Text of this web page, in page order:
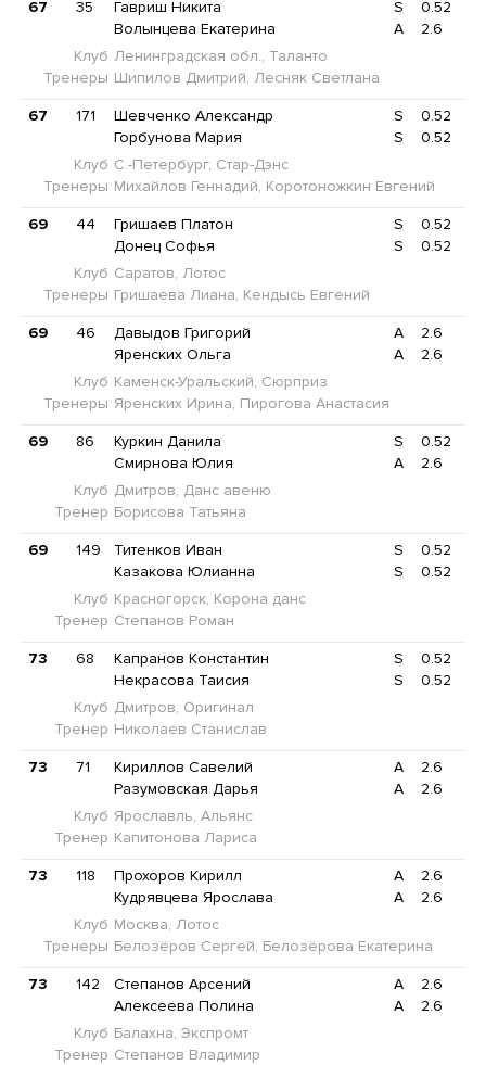
67 35 Гавриш Никита S
0.52
Волынцева Екатерина
A
2.6
Клуб Ленинградская обл., Таланто
Тренеры Шипилов Дмитрий, Лесняк Светлана
67 171 Шевченко Александр S
0.52
Горбунова Мария
S
0.52
Клуб С.-Петербург, Стар-Дэнс
Тренеры Михайлов Геннадий, Коротоножкин Евгений
69 44 Гришаев Платон S
0.52
Донец Софья
S
0.52
Клуб Саратов, Лотос
Тренеры Гришаева Лиана, Кендысь Евгений
69 46 Давыдов Григорий A
2.6
Яренских Ольга
A
2.6
Клуб Каменск-Уральский, Сюрприз
Тренеры Яренских Ирина, Пирогова Анастасия
69 86 Куркин Данила S
0.52
Смирнова Юлия
A
2.6
Клуб Дмитров, Данс авеню
Тренер Борисова Татьяна
69 149 Титенков Иван S
0.52
Казакова Юлианна
S
0.52
Клуб Красногорск, Корона данс
Тренер Степанов Роман
73 68 Капранов Константин S
0.52
Некрасова Таисия
S
0.52
Клуб Дмитров, Оригинал
Тренер Николаев Станислав
73 71 Кириллов Савелий A
2.6
Разумовская Дарья
A
2.6
Клуб Ярославль, Альянс
Тренер Капитонова Лариса
73 118 Прохоров Кирилл A
2.6
Кудрявцева Ярослава
A
2.6
Клуб Москва, Лотос
Тренеры Белозёров Сергей, Белозёрова Екатерина
73 142 Степанов Арсений A
2.6
Алексеева Полина
A
2.6
Клуб Балахна, Экспромт
Тренер Степанов Владимир